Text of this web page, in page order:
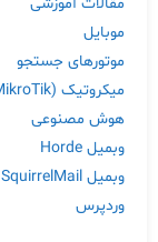
موبایل
موتورهای جستجو
میکروتیک (MikroTik)
هوش مصنوعی
وبمیل Horde
وبمیل SquirrelMail
وردپرس